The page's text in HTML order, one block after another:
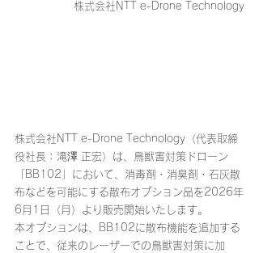
株式会社NTT e-Drone Technology
株式会社NTT e-Drone Technology（代表取締
役社長：滝澤 正宏）は、鳥獣害対策ドローン
「BB102」において、消毒剤・消臭剤・石灰散
布などを可能にする散布オプション品を2026年
6月1日（月）より販売開始いたします。
本オプションは、BB102に散布機能を追加する
ことで、従来のレーザーでの鳥獣害対策に加